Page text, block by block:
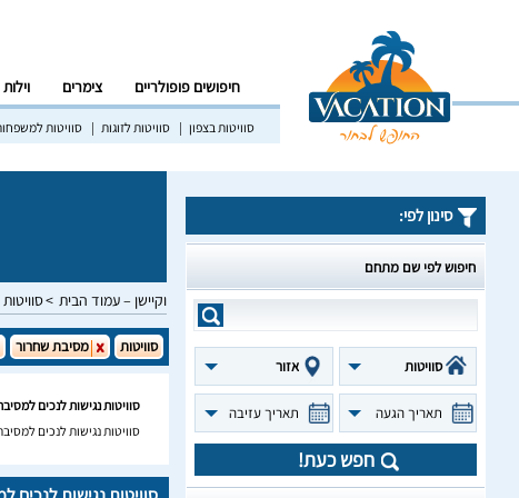
חיפושים פופולריים צימרים וילות
סוויטות בצפון סוויטות לזוגות סוויטות
וקיישן – עמוד הבית סוויטות
סינון לפי:
חיפוש לפי שם מתחם
סוויטות אזור
תאריך הגעה תאריך עזיבה
חפש כעת!
סוויטות מסיבת שחרור
סוויטות נגישות לנכים
סוויטות נגישות לנכים